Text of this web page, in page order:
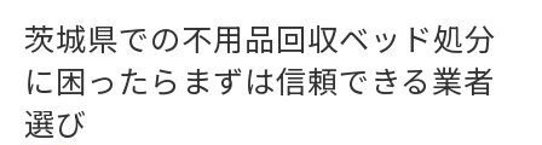
ベッド回収に強い業者の選び方
茨城県内で評判の良い不用品回収業者一覧
不用品回収で効率的にベッドを処分するための
茨城県での不用品回収ベッド処分
に困ったらまずは信頼できる業者
選び